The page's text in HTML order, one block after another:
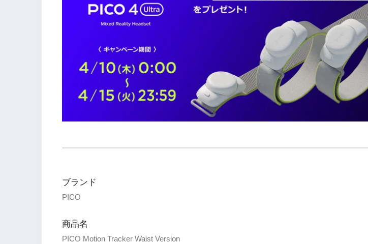
ブランド
PICO
商品名
PICO Motion Tracker Waist Version